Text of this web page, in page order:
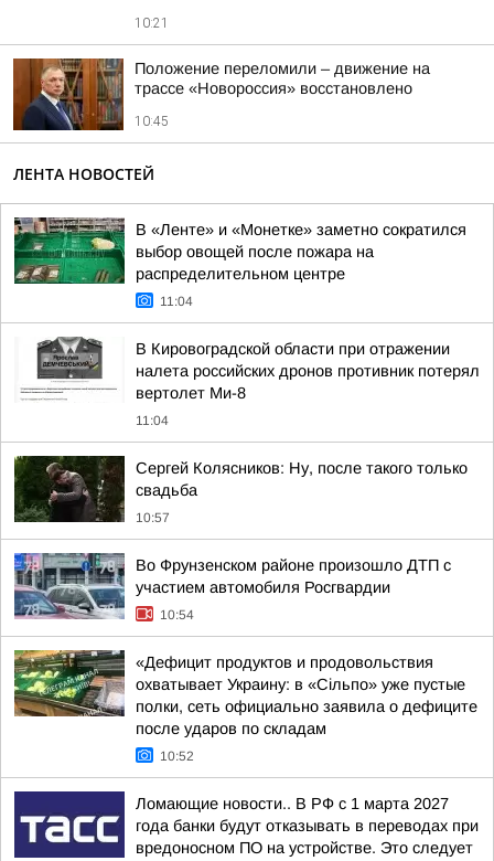
10:21
Положение переломили – движение на
трассе «Новороссия» восстановлено
10:45
ЛЕНТА НОВОСТЕЙ
В «Ленте» и «Монетке» заметно сократился
выбор овощей после пожара на
распределительном центре
11:04
В Кировоградской области при отражении
налета российских дронов противник потерял
вертолет Ми-8
11:04
Сергей Колясников: Ну, после такого только
свадьба
10:57
Во Фрунзенском районе произошло ДТП с
участием автомобиля Росгвардии
10:54
«Дефицит продуктов и продовольствия
охватывает Украину: в «Сільпо» уже пустые
полки, сеть официально заявила о дефиците
после ударов по складам
10:52
Ломающие новости.. В РФ с 1 марта 2027
года банки будут отказывать в переводах при
вредоносном ПО на устройстве. Это следует